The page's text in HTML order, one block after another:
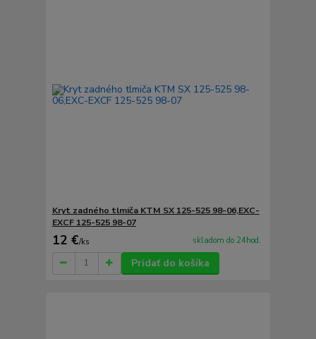
Kryt zadného tlmiča KTM SX 125-525 98-06,EXC-
EXCF 125-525 98-07
12 €/ks skladom do 24hod.
Pridať do košíka